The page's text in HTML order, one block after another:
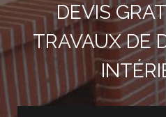
DEVIS
TRAVAUX DE